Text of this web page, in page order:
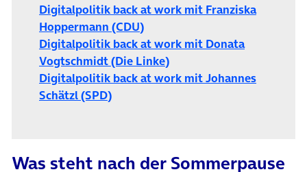
Digitalpolitik back at work mit Franziska
Hoppermann (CDU)
Digitalpolitik back at work mit Donata
Vogtschmidt (Die Linke)
Digitalpolitik back at work mit Johannes
Schätzl (SPD)(öffnet in neuem Tab)
Was steht nach der Sommerpause